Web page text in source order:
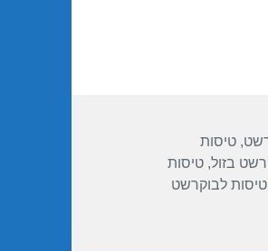
,טיסות
בזול,טיסות
טיסות לבוקרשט